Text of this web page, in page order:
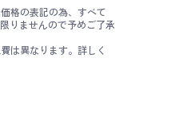
格の表記の為、すべて
りませんので予めご了承
は異なります。詳しく